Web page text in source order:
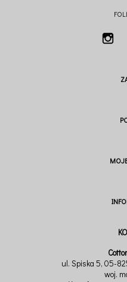
ul. Spiska 5, 05-
woj.